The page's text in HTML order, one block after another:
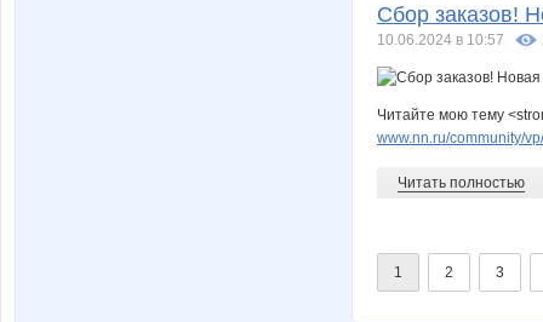
Сбор заказов!
10.06.2024 в 10:57
Читайте мою тему
www.nn.ru/community/
Читать полностью
1 2 3